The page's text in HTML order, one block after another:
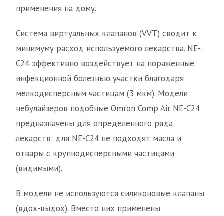
применения на дому.
Система виртуальных клапанов (VVT) сводит к
минимуму расход используемого лекарства. NE-
C24 эффективно воздействует на пораженные
инфекционной болезнью участки благодаря
мелкодисперсным частицам (3 мкм). Модели
небулайзеров подобные Omron Comp Air NE-C24
предназначены для определенного ряда
лекарств: для NE-C24 не подходят масла и
отвары с крупнодисперсными частицами
(видимыми).
В модели не используются силиконовые клапаны
(вдох-выдох). Вместо них применены